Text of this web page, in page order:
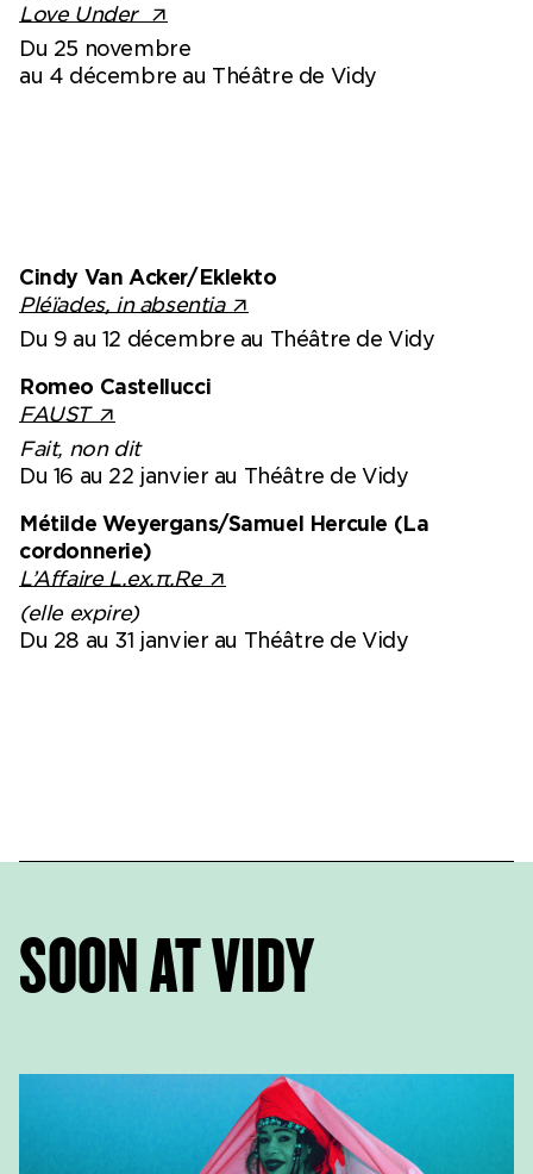
Love Under
Du 25 novembre
au 4 décembre au Théâtre de Vidy
Cindy Van Acker/Eklekto
Pléïades, in absentia
Du 9 au 12 décembre au Théâtre de Vidy
Romeo Castellucci
FAUST
Fait, non dit
Du 16 au 22 janvier au Théâtre de Vidy
Métilde Weyergans/Samuel Hercule (La
cordonnerie)
L’Affaire L.ex.π.Re
(elle expire)
Du 28 au 31 janvier au Théâtre de Vidy
SOON AT VIDY